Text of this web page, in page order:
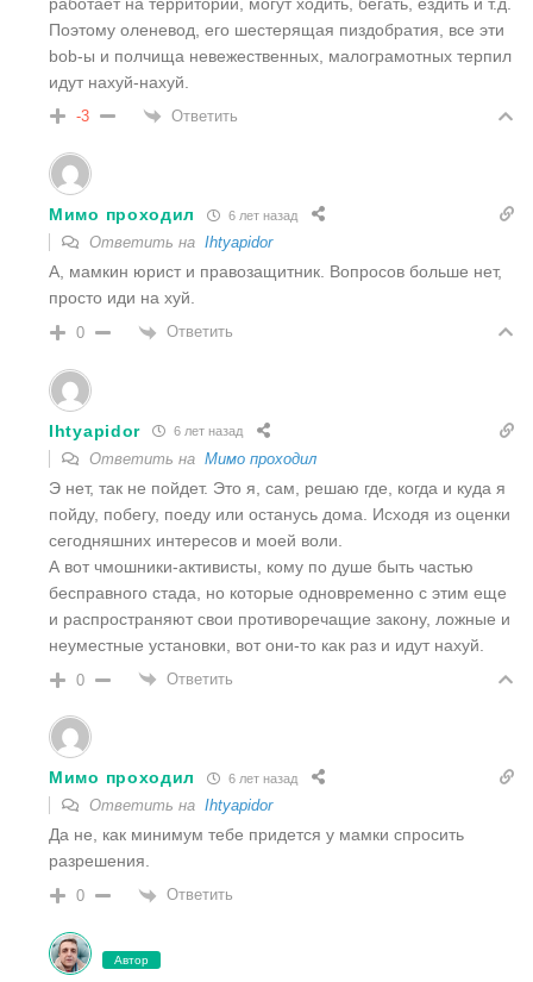
Поэтому оленевод, его шестерящая пиздобратия, все эти
bob-ы и полчища невежественных, малограмотных терпил
идут нахуй-нахуй.
-3 Ответить
Мимо проходил 6 лет назад
Ответить на Ihtyapidor
А, мамкин юрист и правозащитник. Вопросов больше нет,
просто иди на хуй.
0 Ответить
Ihtyapidor 6 лет назад
Ответить на Мимо проходил
Э нет, так не пойдет. Это я, сам, решаю где, когда и куда я
пойду, побегу, поеду или останусь дома. Исходя из оценки
сегодняшних интересов и моей воли.
А вот чмошники-активисты, кому по душе быть частью
бесправного стада, но которые одновременно с этим еще
и распространяют свои противоречащие закону, ложные и
неуместные установки, вот они-то как раз и идут нахуй.
0 Ответить
Мимо проходил 6 лет назад
Ответить на Ihtyapidor
Да не, как минимум тебе придется у мамки спросить
разрешения.
0 Ответить
Автор